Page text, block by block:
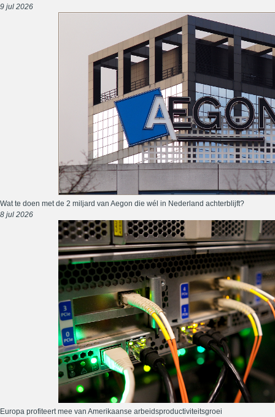
9 jul 2026
Wat te doen met de 2 miljard van Aegon die wél in Nederland achterblijft?
8 jul 2026
Europa profiteert mee van Amerikaanse arbeidsproductiviteitsgroei